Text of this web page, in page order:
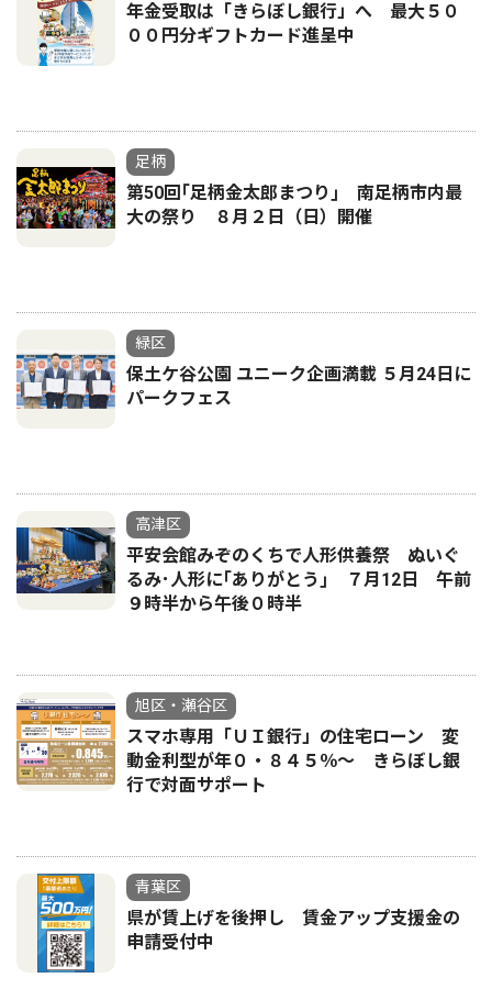
年金受取は「きらぼし銀行」へ 最大５０
００円分ギフトカード進呈中
足柄
第50回｢足柄金太郎まつり｣ 南足柄市内最
大の祭り ８月２日（日）開催
緑区
保土ケ谷公園 ユニーク企画満載 ５月24日に
パークフェス
高津区
平安会館みぞのくちで人形供養祭 ぬいぐ
るみ･人形に｢ありがとう｣ ７月12日 午前
９時半から午後０時半
旭区・瀬谷区
スマホ専用「ＵＩ銀行」の住宅ローン 変
動金利型が年０・８４５％〜 きらぼし銀
行で対面サポート
青葉区
県が賃上げを後押し 賃金アップ支援金の
申請受付中